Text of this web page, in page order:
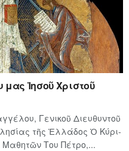
Ἰησοῦ Χριστοῦ
Γενικοῦ Διευθυντοῦ
τῆς Ἑλλάδος Ὁ Κύ­ρι­
Μα­θη­τῶν Του Πέ­τρο,...